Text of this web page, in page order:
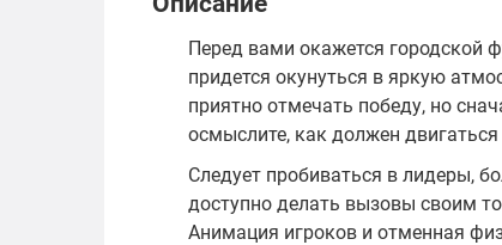
Перед вами окажется городской
придется окунуться в яркую
приятно отмечать победу, но
осмыслите, как должен
Следует пробиваться в лидеры,
доступно делать вызовы своим
Анимация игроков и отменная